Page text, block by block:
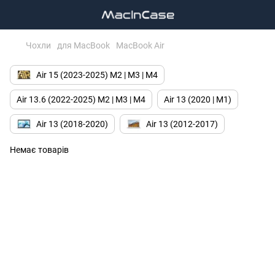
Чохли для MacBook MacBook Air
Air 15 (2023-2025) M2 | M3 | M4
Air 13.6 (2022-2025) M2 | M3 | M4 Air 13 (2020 | M1)
Air 13 (2018-2020) Air 13 (2012-2017)
Немає товарів